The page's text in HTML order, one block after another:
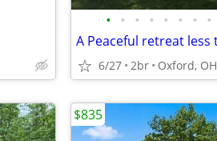
• • • • • • • •
6/27 2br Oxford, OH
$835